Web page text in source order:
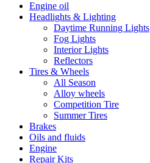
Engine oil
Headlights & Lighting
Daytime Running Lights
Fog Lights
Interior Lights
Reflectors
Tires & Wheels
All Season
Alloy wheels
Competition Tire
Summer Tires
Brakes
Oils and fluids
Engine
Repair Kits